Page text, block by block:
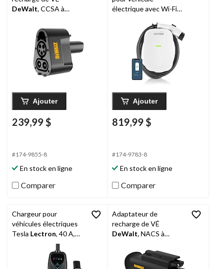
DeWalt, CCSA à
Ajouter
239,99 $
#174-9855-8
En stock en ligne
Comparer
électrique avec Wi-Fi
Ajouter
819,99 $
#174-9783-8
En stock en ligne
Comparer
Chargeur pour
véhicules électriques
Tesla Lectron, 40 A,
Adaptateur de
recharge de VÉ
DeWalt, NACS à